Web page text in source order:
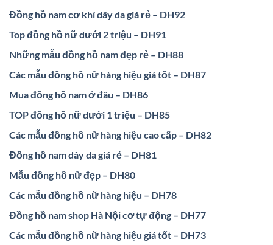
Đồng hồ nam cơ khí dây da giá rẻ – DH92
Top đồng hồ nữ dưới 2 triệu – DH91
Những mẫu đồng hồ nam đẹp rẻ – DH88
Các mẫu đồng hồ nữ hàng hiệu giá tốt – DH87
Mua đồng hồ nam ở đâu – DH86
TOP đồng hồ nữ dưới 1 triệu – DH85
Các mẫu đồng hồ nữ hàng hiệu cao cấp – DH82
Đồng hồ nam dây da giá rẻ – DH81
Mẫu đồng hồ nữ đẹp – DH80
Các mẫu đồng hồ nữ hàng hiệu – DH78
Đồng hồ nam shop Hà Nội cơ tự động – DH77
Các mẫu đồng hồ nữ hàng hiệu giá tốt – DH73